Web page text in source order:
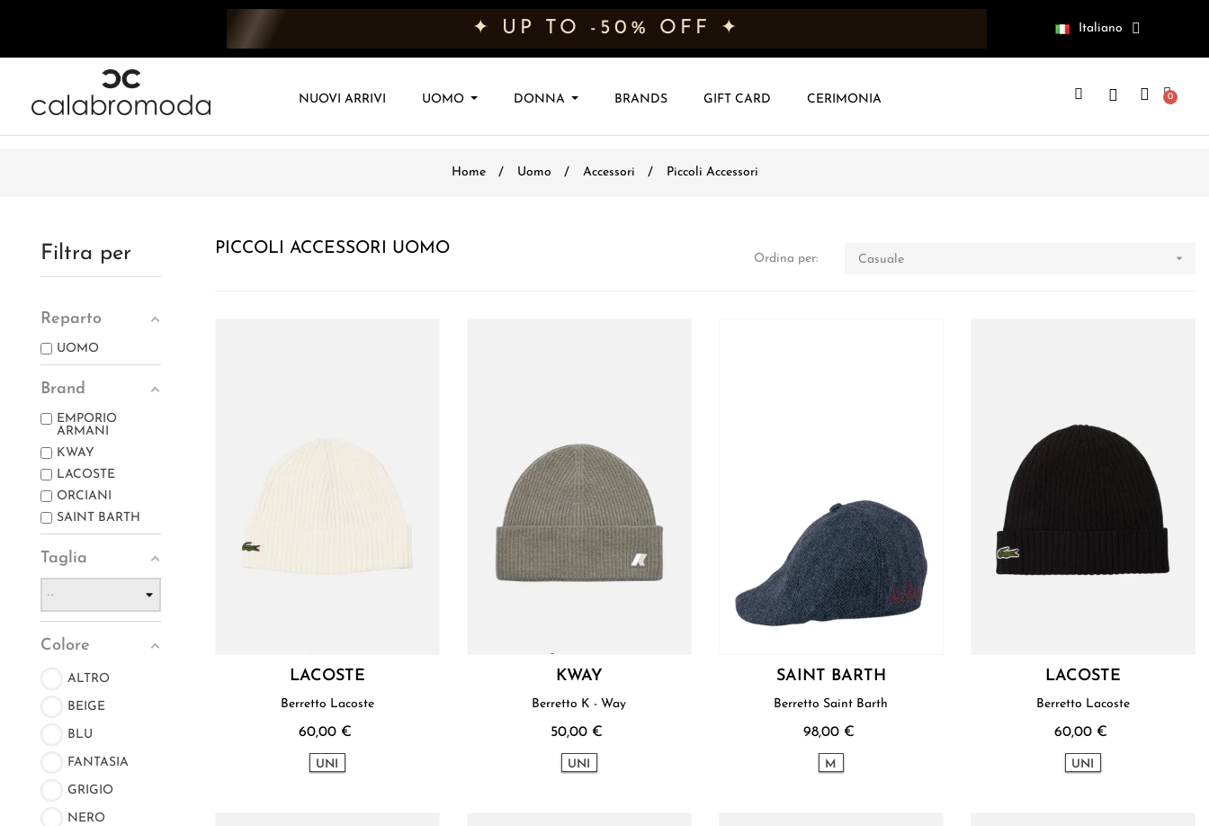
✦ UP TO -50% OFF ✦ Italiano
NUOVI ARRIVI UOMO DONNA BRANDS GIFT CARD CERIMONIA
Home Uomo Accessori Piccoli Accessori
Filtra per
Reparto
UOMO
Brand
EMPORIO
ARMANI
KWAY
LACOSTE
ORCIANI
SAINT BARTH
Taglia
Colore
ALTRO
BEIGE
BLU
FANTASIA
GRIGIO
NERO
PICCOLI ACCESSORI UOMO
Ordina per: Casuale 
LACOSTE
Berretto Lacoste
60,00 €
UNI
KWAY
Berretto K - Way
50,00 €
UNI
SAINT BARTH
Berretto Saint Barth
98,00 €
M
LACOSTE
Berretto Lacoste
60,00 €
UNI